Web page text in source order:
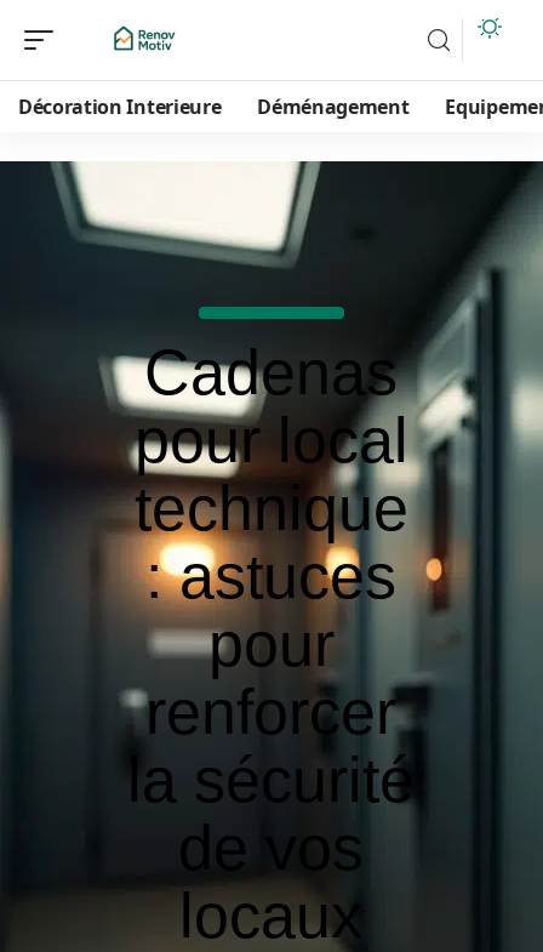
Décoration Interieure Déménagement
Cadenas
pour local
technique
: astuces
pour
renforcer
la sécurité
de vos
locaux